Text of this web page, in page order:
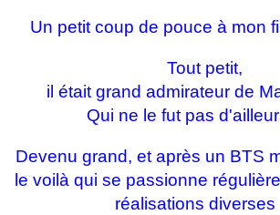
Un petit coup de pouce à mon
Tout petit,
il était grand admirateur de
Qui ne le fut pas
Devenu grand, et après un BTS
le voilà qui se passionne
réalisations diverses